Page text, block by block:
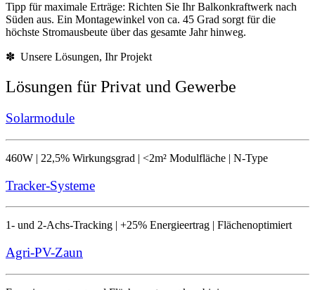
Tipp für maximale Erträge: Richten Sie Ihr Balkonkraftwerk nach
Süden aus. Ein Montagewinkel von ca. 45 Grad sorgt für die
höchste Stromausbeute über das gesamte Jahr hinweg.
✽ Unsere Lösungen, Ihr Projekt
Lösungen für Privat und Gewerbe
Solarmodule
460W | 22,5% Wirkungsgrad | <2m² Modulfläche | N-Type
Tracker-Systeme
1- und 2-Achs-Tracking | +25% Energieertrag | Flächenoptimiert
Agri-PV-Zaun